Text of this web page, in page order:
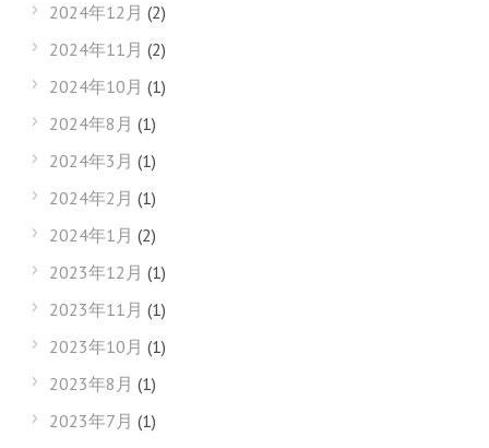
2024年12月 (2)
2024年11月 (2)
2024年10月 (1)
2024年8月 (1)
2024年3月 (1)
2024年2月 (1)
2024年1月 (2)
2023年12月 (1)
2023年11月 (1)
2023年10月 (1)
2023年8月 (1)
2023年7月 (1)